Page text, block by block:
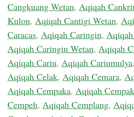
Cangkuang Wetan, Aqiqah
Kulon, Aqiqah Cantigi Wetan,
Caracas, Aqiqah Caringin,
Aqiqah Caringin Wetan, Aqiqah
Aqiqah Cariu, Aqiqah Cariumulya,
Aqiqah Celak, Aqiqah Cemara,
Aqiqah Cempaka, Aqiqah
Cempeh, Aqiqah Cemplang,